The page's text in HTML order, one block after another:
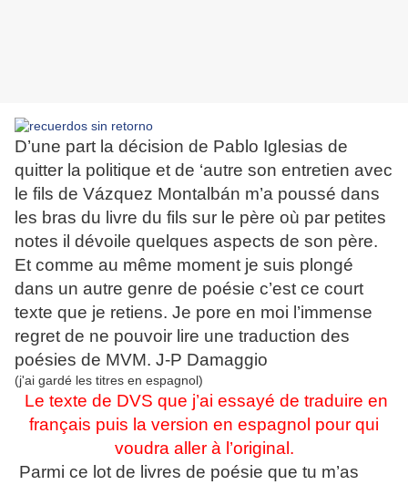
D’une part la décision de Pablo Iglesias de
quitter la politique et de ‘autre son entretien avec
le fils de Vázquez Montalbán m’a poussé dans
les bras du livre du fils sur le père où par petites
notes il dévoile quelques aspects de son père.
Et comme au même moment je suis plongé
dans un autre genre de poésie c’est ce court
texte que je retiens. Je pore en moi l’immense
regret de ne pouvoir lire une traduction des
poésies de MVM. J-P Damaggio
(j'ai gardé les titres en espagnol)
Le texte de DVS que j’ai essayé de traduire en
français puis la version en espagnol pour qui
voudra aller à l’original.
Parmi ce lot de livres de poésie que tu m’as